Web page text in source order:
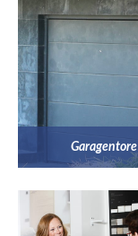
Garagentore